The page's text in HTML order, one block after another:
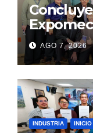
AGO 7, 2026
INDUSTRIA INICIO